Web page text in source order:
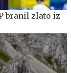
branil zlato iz